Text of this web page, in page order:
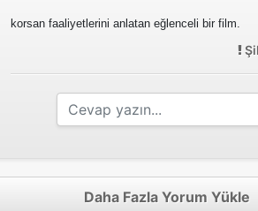
korsan faaliyetlerini anlatan eğlenceli bir film.
Daha Fazla Yorum Yükle